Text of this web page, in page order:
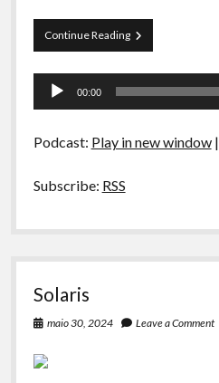
Continue ReadingFuriosa
Tocador
00:00
Podcast: Play in new window|
Subscribe: RSS
Solaris
maio 30, 2024 Leave a Comment